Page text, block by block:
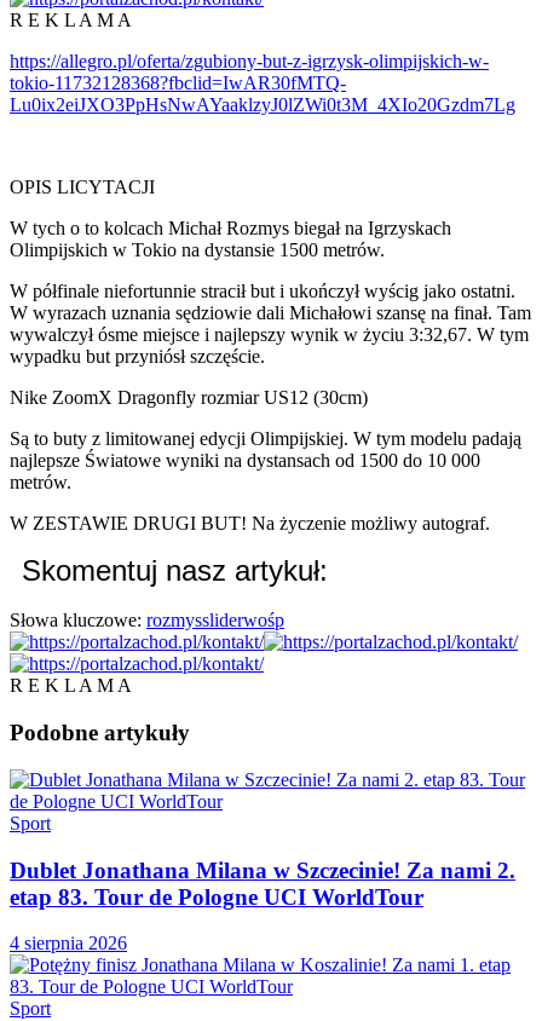
R E K L A M A
https://allegro.pl/oferta/zgubiony-but-z-igrzysk-olimpijskich-w-
tokio-11732128368?fbclid=IwAR30fMTQ-
Lu0ix2eiJXO3PpHsNwAYaaklzyJ0lZWi0t3M_4XIo20Gzdm7Lg
OPIS LICYTACJI
W tych o to kolcach Michał Rozmys biegał na Igrzyskach
Olimpijskich w Tokio na dystansie 1500 metrów.
W półfinale niefortunnie stracił but i ukończył wyścig jako ostatni.
W wyrazach uznania sędziowie dali Michałowi szansę na finał. Tam
wywalczył ósme miejsce i najlepszy wynik w życiu 3:32,67. W tym
wypadku but przyniósł szczęście.
Nike ZoomX Dragonfly rozmiar US12 (30cm)
Są to buty z limitowanej edycji Olimpijskiej. W tym modelu padają
najlepsze Światowe wyniki na dystansach od 1500 do 10 000
metrów.
W ZESTAWIE DRUGI BUT! Na życzenie możliwy autograf.
Skomentuj nasz artykuł:
Słowa kluczowe: rozmyssliderwośp
R E K L A M A
Podobne artykuły
Sport
Dublet Jonathana Milana w Szczecinie! Za nami 2.
etap 83. Tour de Pologne UCI WorldTour
4 sierpnia 2026
Sport